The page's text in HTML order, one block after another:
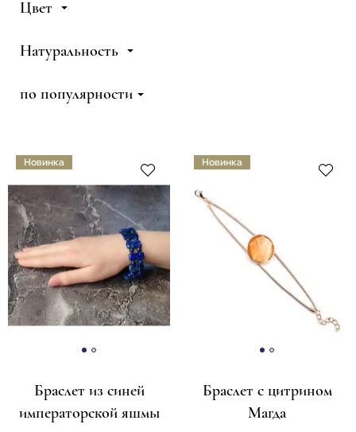
Цвет
Натуральность
по популярности
Новинка
Браслет из синей
императорской яшмы
Новинка
Браслет с цитрином
Магда